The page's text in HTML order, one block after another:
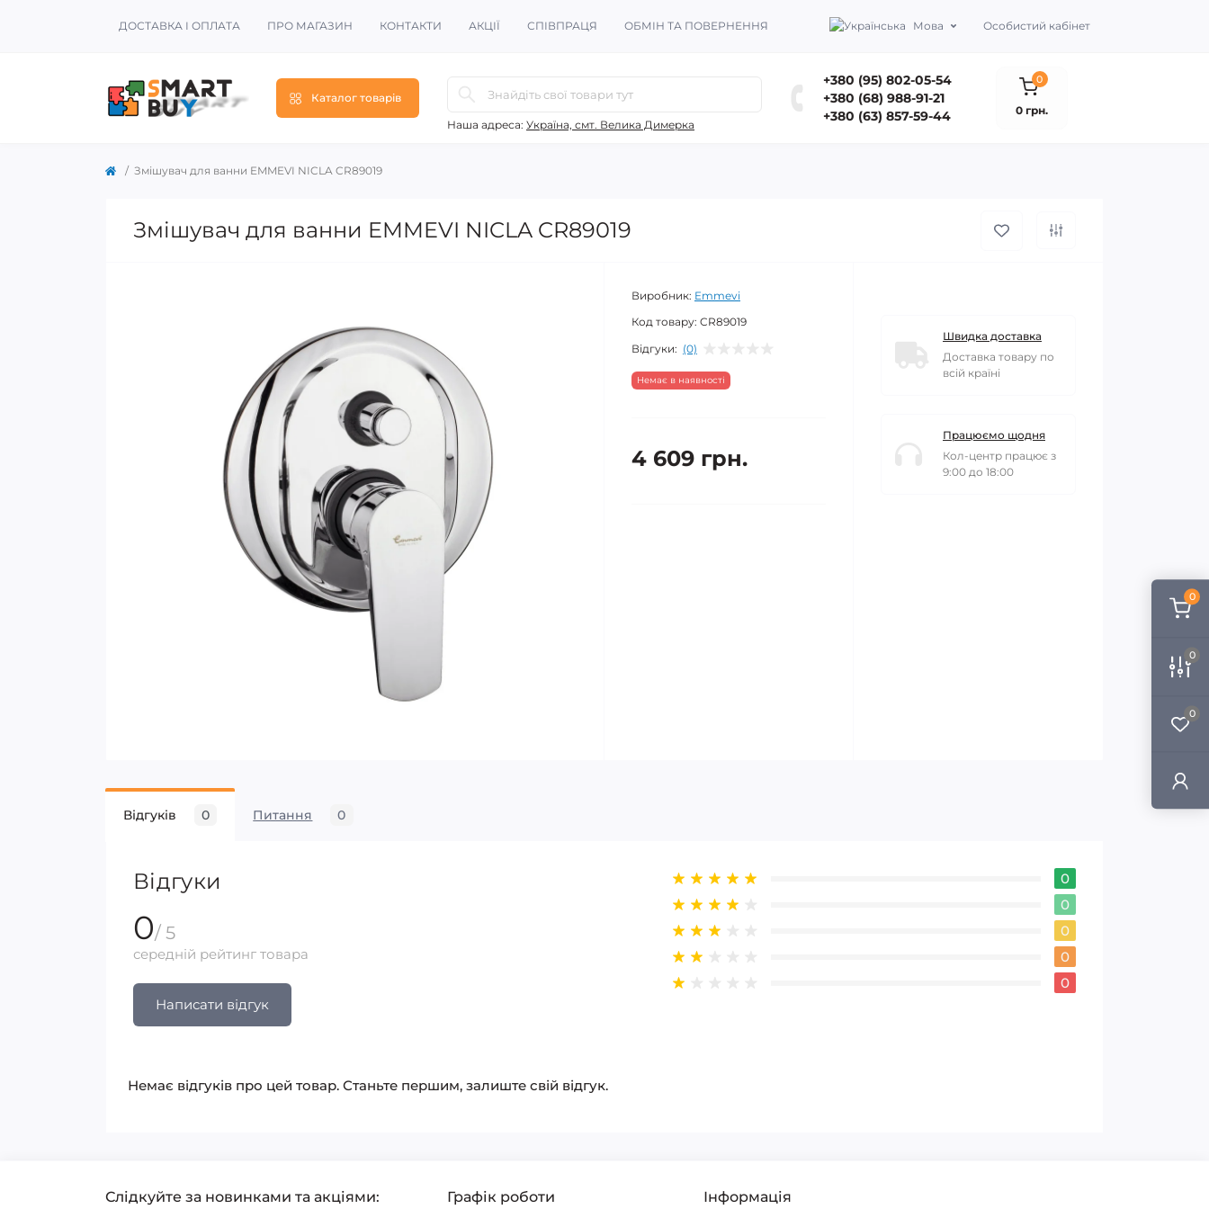
0
0
0
ДОСТАВКА І ОПЛАТА ПРО МАГАЗИН КОНТАКТИ АКЦІЇ СПІВПРАЦЯ ОБМІН ТА ПОВЕРНЕННЯ Мова Особистий кабінет
Каталог товарів
Наша адреса: Україна, смт. Велика Димерка
+380 (95) 802-05-54
+380 (68) 988-91-21
+380 (63) 857-59-44
0
0 грн.
Змішувач для ванни EMMEVI NICLA CR89019
Змішувач для ванни EMMEVI NICLA CR89019
Виробник: Emmevi
Код товару: CR89019
Відгуки: (0)
Немає в наявності
4 609 грн.
Швидка доставка
Доставка товару по
всій країні
Працюємо щодня
Кол-центр працює з
9:00 до 18:00
Відгуків 0 Питання 0
Відгуки
0/ 5
середній рейтинг товара
Написати відгук
0
0
0
0
0
Немає відгуків про цей товар. Станьте першим, залиште свій відгук.
Слідкуйте за новинками та акціями: Графік роботи Інформація